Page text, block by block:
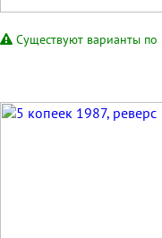
Существуют варианты